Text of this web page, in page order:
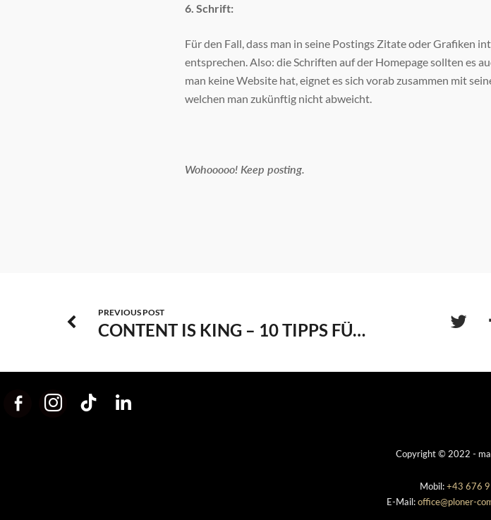
6. Schrift:
Für den Fall, dass man in seine Postings Zitate oder Grafiken
entsprechen. Also: die Schriften auf der Homepage sollten es
man keine Website hat, eignet es sich vorab zusammen mit
welchen man zukünftig nicht abweicht.
Wohooooo! Keep posting.
PREVIOUS POST
CONTENT IS KING – 10 TIPPS FÜR FACEBOOK-CONTENT
Copyright © 2022 -
Mobil:+43 676
E-Mail:office@ploner-